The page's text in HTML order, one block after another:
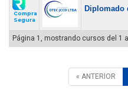
Compra
Segura
Diplomado
Página 1, mostrando cursos del 1
« ANTERIOR